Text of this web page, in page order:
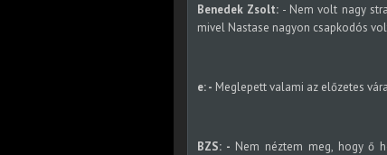
Benedek Zsolt: - Nem volt nagy
mivel Nastase nagyon csapkodós
e: - Meglepett valami az előzetes
BZS: - Nem néztem meg, hogy ő